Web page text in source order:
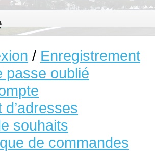
/ Enregistrement
passe oublié
d’adresses
souhaits
de commandes